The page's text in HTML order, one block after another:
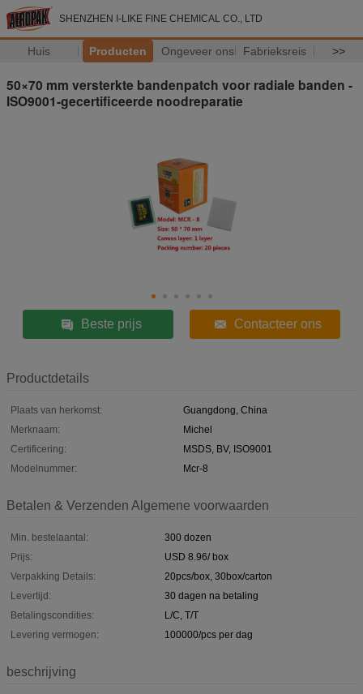
SHENZHEN I-LIKE FINE CHEMICAL CO., LTD
Huis Producten Ongeveer ons Fabrieksreis >>
50×70 mm versterkte bandenpatch voor radiale banden -
ISO9001-gecertificeerde noodreparatie
Beste prijs Contacteer ons
Productdetails
Plaats van herkomst:
Guangdong, China
Merknaam:
Michel
Certificering:
MSDS, BV, ISO9001
Modelnummer:
Mcr-8
Betalen & Verzenden Algemene voorwaarden
Min. bestelaantal:
300 dozen
Prijs:
USD 8.96/ box
Verpakking Details:
20pcs/box, 30box/carton
Levertijd:
30 dagen na betaling
Betalingscondities:
L/C, T/T
Levering vermogen:
100000/pcs per dag
beschrijving